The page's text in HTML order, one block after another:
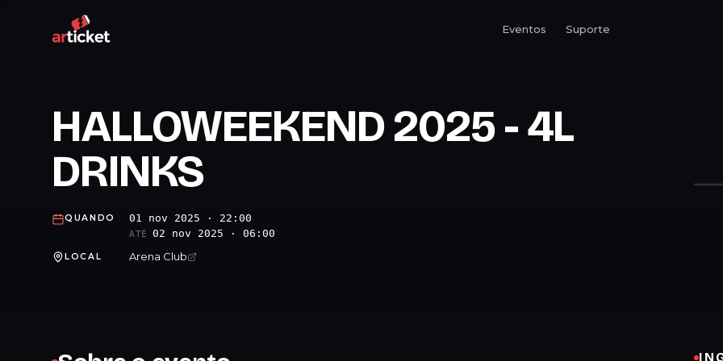
Eventos Suporte
HALLOWEEKEND 2025 - 4L
DRINKS
QUANDO 01 nov 2025 · 22:00
ATÉ 02 nov 2025 · 06:00
LOCAL Arena Club